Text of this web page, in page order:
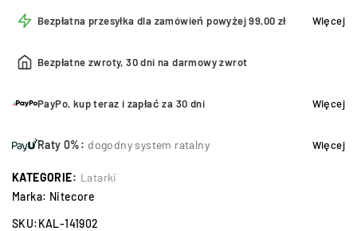
Bezpłatna przesyłka dla zamówień powyżej 99,00 zł Więcej
Bezpłatne zwroty, 30 dni na darmowy zwrot
PayPo, kup teraz i zapłać za 30 dni Więcej
Raty 0%: dogodny system ratalny Więcej
KATEGORIE: Latarki
Marka: Nitecore
SKU:KAL-141902